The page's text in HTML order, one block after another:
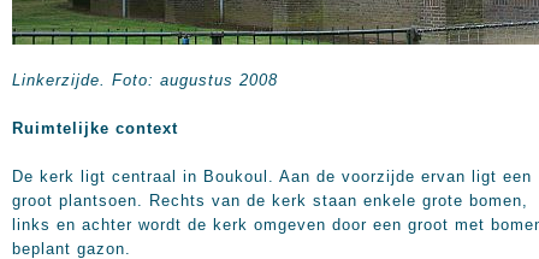
Linkerzijde. Foto: augustus 2008
Ruimtelijke context
De kerk ligt centraal in Boukoul. Aan de voorzijde ervan ligt een
groot plantsoen. Rechts van de kerk staan enkele grote bomen,
links en achter wordt de kerk omgeven door een groot met
beplant gazon.